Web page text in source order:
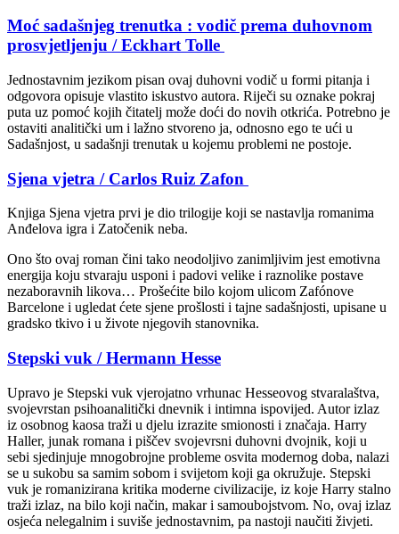
Moć sadašnjeg trenutka : vodič prema duhovnom
prosvjetljenju / Eckhart Tolle
Jednostavnim jezikom pisan ovaj duhovni vodič u formi pitanja i
odgovora opisuje vlastito iskustvo autora. Riječi su oznake pokraj
puta uz pomoć kojih čitatelj može doći do novih otkrića. Potrebno je
ostaviti analitički um i lažno stvoreno ja, odnosno ego te ući u
Sadašnjost, u sadašnji trenutak u kojemu problemi ne postoje.
Sjena vjetra / Carlos Ruiz Zafon
Knjiga Sjena vjetra prvi je dio trilogije koji se nastavlja romanima
Anđelova igra i Zatočenik neba.
Ono što ovaj roman čini tako neodoljivo zanimljivim jest emotivna
energija koju stvaraju usponi i padovi velike i raznolike postave
nezaboravnih likova… Prošećite bilo kojom ulicom Zafónove
Barcelone i ugledat ćete sjene prošlosti i tajne sadašnjosti, upisane u
gradsko tkivo i u živote njegovih stanovnika.
Stepski vuk / Hermann Hesse
Upravo je Stepski vuk vjerojatno vrhunac Hesseovog stvaralaštva,
svojevrstan psihoanalitički dnevnik i intimna ispovijed. Autor izlaz
iz osobnog kaosa traži u djelu izrazite smionosti i značaja. Harry
Haller, junak romana i piščev svojevrsni duhovni dvojnik, koji u
sebi sjedinjuje mnogobrojne probleme osvita modernog doba, nalazi
se u sukobu sa samim sobom i svijetom koji ga okružuje. Stepski
vuk je romanizirana kritika moderne civilizacije, iz koje Harry stalno
traži izlaz, na bilo koji način, makar i samoubojstvom. No, ovaj izlaz
osjeća nelegalnim i suviše jednostavnim, pa nastoji naučiti živjeti.